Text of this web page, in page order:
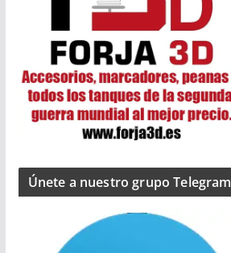
Únete a nuestro grupo Telegram